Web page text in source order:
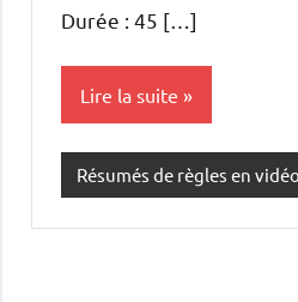
Durée : 45 […]
Lire la suite
Résumés de règles en vidéo